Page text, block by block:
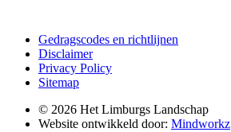
Gedragscodes en richtlijnen
Disclaimer
Privacy Policy
Sitemap
© 2026 Het Limburgs Landschap
Website ontwikkeld door: Mindworkz